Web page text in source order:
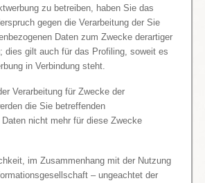
zu betreiben, haben Sie das
gegen die Verarbeitung der Sie
Daten zum Zwecke derartiger
dies gilt auch für das Profiling, soweit es
in Verbindung steht.
Verarbeitung für Zwecke der
die Sie betreffenden
Daten nicht mehr für diese Zwecke
im Zusammenhang mit der Nutzung
– ungeachtet der